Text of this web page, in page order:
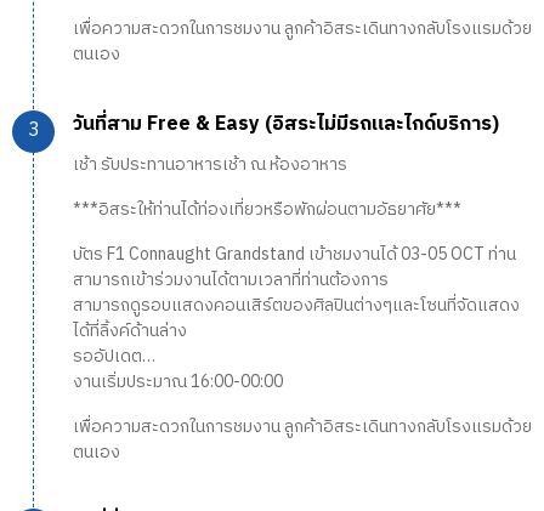
เพื่อความสะดวกในการชมงาน ลูกค้าอิสระเดินทางกลับโรงแรมด้วย
ตนเอง
วันที่สาม Free & Easy (อิสระไม่มีรถและไกด์บริการ)
เช้า รับประทานอาหารเช้า ณ ห้องอาหาร
***อิสระให้ท่านได้ท่องเที่ยวหรือพักผ่อนตามอัธยาศัย***
บัตร F1 Connaught Grandstand เข้าชมงานได้ 03-05 OCT ท่าน
สามารถเข้าร่วมงานได้ตามเวลาที่ท่านต้องการ
สามารถดูรอบแสดงคอนเสิร์ตของศิลปินต่างๆและโซนที่จัดแสดง
ได้ที่ลิ้งค์ด้านล่าง
รออัปเดต…
งานเริ่มประมาณ 16:00-00:00
เพื่อความสะดวกในการชมงาน ลูกค้าอิสระเดินทางกลับโรงแรมด้วย
ตนเอง